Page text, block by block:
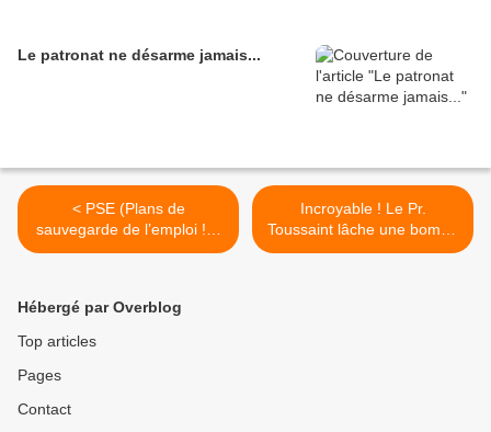
Le patronat ne désarme jamais...
< PSE (Plans de
sauvegarde de l’emploi !) :
le nombre de ruptures de
Incroyable ! Le Pr.
Toussaint lâche une bombe
en direct sur Cnews >
Hébergé par Overblog
Top articles
Pages
Contact